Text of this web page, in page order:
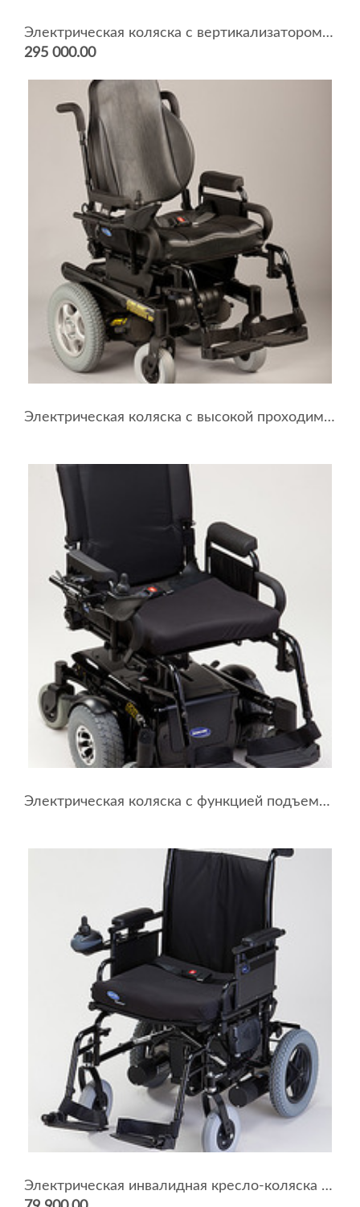
Электрическая коляска с вертикализатором Dragon
295 000.00
Электрическая коляска с высокой проходимостью Storm
Электрическая коляска с функцией подъема сиденья TDX
Электрическая инвалидная кресло-коляска P9000 XDT